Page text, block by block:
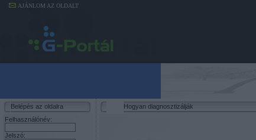
AJÁNLOM AZ OLDALT
Belépés az oldalra
Felhasználónév:
Jelszó:
Hogyan diagnosztizálják